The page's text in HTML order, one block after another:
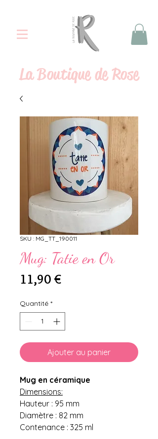
LaBoutique de Rose
SKU : MG_TT_190011
Mug: Tatie en Or
11,90 €Prix
Quantité *
Ajouter au panier
Mug en céramique
Dimensions:
Hauteur : 95 mm
Diamètre : 82 mm
Contenance : 325 ml